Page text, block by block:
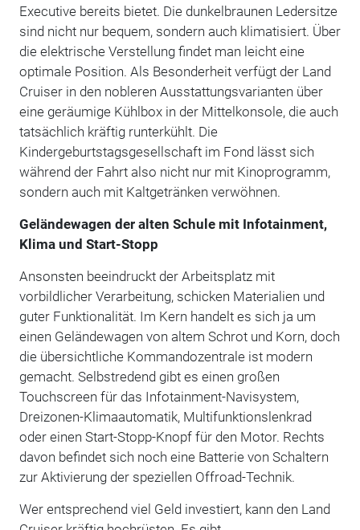
Executive bereits bietet. Die dunkelbraunen Ledersitze
sind nicht nur bequem, sondern auch klimatisiert. Über
die elektrische Verstellung findet man leicht eine
optimale Position. Als Besonderheit verfügt der Land
Cruiser in den nobleren Ausstattungsvarianten über
eine geräumige Kühlbox in der Mittelkonsole, die auch
tatsächlich kräftig runterkühlt. Die
Kindergeburtstagsgesellschaft im Fond lässt sich
während der Fahrt also nicht nur mit Kinoprogramm,
sondern auch mit Kaltgetränken verwöhnen.
Geländewagen der alten Schule mit Infotainment,
Klima und Start-Stopp
Ansonsten beeindruckt der Arbeitsplatz mit
vorbildlicher Verarbeitung, schicken Materialien und
guter Funktionalität. Im Kern handelt es sich ja um
einen Geländewagen von altem Schrot und Korn, doch
die übersichtliche Kommandozentrale ist modern
gemacht. Selbstredend gibt es einen großen
Touchscreen für das Infotainment-Navisystem,
Dreizonen-Klimaautomatik, Multifunktionslenkrad
oder einen Start-Stopp-Knopf für den Motor. Rechts
davon befindet sich noch eine Batterie von Schaltern
zur Aktivierung der speziellen Offroad-Technik.
Wer entsprechend viel Geld investiert, kann den Land